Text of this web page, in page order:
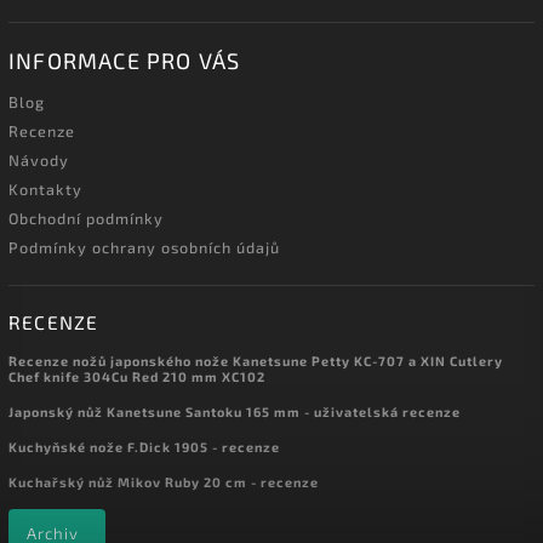
INFORMACE PRO VÁS
Blog
Recenze
Návody
Kontakty
Obchodní podmínky
Podmínky ochrany osobních údajů
RECENZE
Recenze nožů japonského nože Kanetsune Petty KC-707 a XIN Cutlery
Chef knife 304Cu Red 210 mm XC102
Japonský nůž Kanetsune Santoku 165 mm - uživatelská recenze
Kuchyňské nože F.Dick 1905 - recenze
Kuchařský nůž Mikov Ruby 20 cm - recenze
Archiv